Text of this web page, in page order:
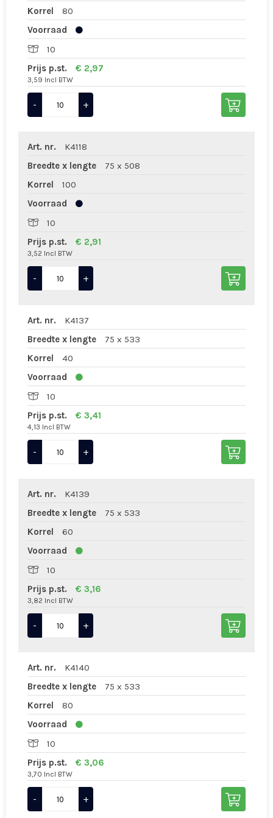
Korrel
80
Voorraad
10
Prijs p.st.
€ 2,97
3,59 Incl BTW
- +
Art. nr.
K4118
Breedte x lengte
75 x 508
Korrel
100
Voorraad
10
Prijs p.st.
€ 2,91
3,52 Incl BTW
- +
Art. nr.
K4137
Breedte x lengte
75 x 533
Korrel
40
Voorraad
10
Prijs p.st.
€ 3,41
4,13 Incl BTW
- +
Art. nr.
K4139
Breedte x lengte
75 x 533
Korrel
60
Voorraad
10
Prijs p.st.
€ 3,16
3,82 Incl BTW
- +
Art. nr.
K4140
Breedte x lengte
75 x 533
Korrel
80
Voorraad
10
Prijs p.st.
€ 3,06
3,70 Incl BTW
- +